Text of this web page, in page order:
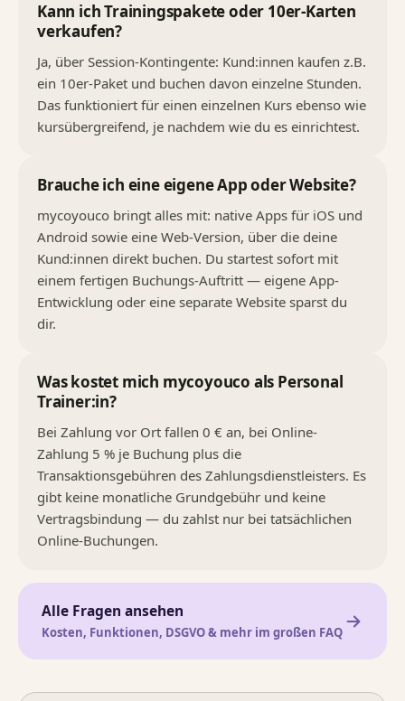
Kann ich Trainingspakete oder 10er-Karten
verkaufen?
Ja, über Session-Kontingente: Kund:innen kaufen z.B.
ein 10er-Paket und buchen davon einzelne Stunden.
Das funktioniert für einen einzelnen Kurs ebenso wie
kursübergreifend, je nachdem wie du es einrichtest.
Brauche ich eine eigene App oder Website?
mycoyouco bringt alles mit: native Apps für iOS und
Android sowie eine Web-Version, über die deine
Kund:innen direkt buchen. Du startest sofort mit
einem fertigen Buchungs-Auftritt — eigene App-
Entwicklung oder eine separate Website sparst du
dir.
Was kostet mich mycoyouco als Personal
Trainer:in?
Bei Zahlung vor Ort fallen 0 € an, bei Online-
Zahlung 5 % je Buchung plus die
Transaktionsgebühren des Zahlungsdienstleisters. Es
gibt keine monatliche Grundgebühr und keine
Vertragsbindung — du zahlst nur bei tatsächlichen
Online-Buchungen.
Alle Fragen ansehen
Kosten, Funktionen, DSGVO & mehr im großen FAQ